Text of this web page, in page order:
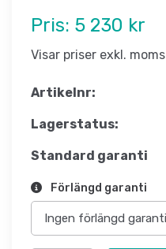
Pris: 5 230 kr
Visar priser exkl. moms
Artikelnr:
Lagerstatus:
Standard garanti
Förlängd garanti